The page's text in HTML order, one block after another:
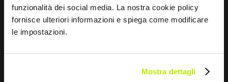
funzionalità dei social media. La nostra cookie policy
fornisce ulteriori informazioni e spiega come modificare
le impostazioni.
Mostra dettagli
ai sensi dell’art. 13 Regolamento UE 679/16.
Acconsento
Esprimo il mio consenso al trattamento dei dati per
finalità di Marketing e per ricevere comunicazioni